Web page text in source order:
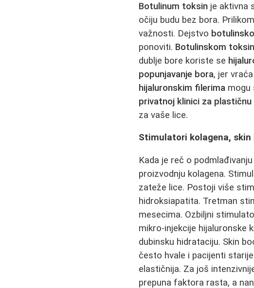
Botulinum toksin je aktivna
očiju budu bez bora. Prilikom
važnosti. Dejstvo
ponoviti. Botulinskom
dublje bore koriste se
popunjavanje bora, jer
hijaluronskim filerima mogu
privatnoj klinici za plastičnu
za vaše lice.
Stimulatori kolagena,
Kada je reč o
proizvodnju kolagena.
zateže lice. Postoji više
hidroksiapatita. Tretman
mesecima. Ozbiljni
mikro-injekcije hijaluronske
dubinsku hidrataciju. Skin
često hvale i pacijenti
elastičnija. Za još
prepuna faktora rasta, a